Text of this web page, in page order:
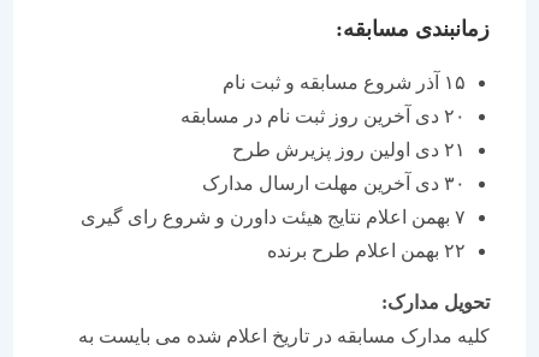
زمانبندی مسابقه:
تحویل مدارک:
کلیه مدارک مسابقه در تاریخ اعلام شده می بایست به